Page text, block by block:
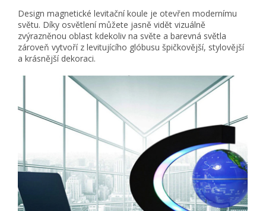
Design magnetické levitační koule je otevřen modernímu
světu. Díky osvětlení můžete jasně vidět vizuálně
zvýrazněnou oblast kdekoliv na světe a barevná světla
zároveň vytvoří z levitujícího glóbusu špičkovější, stylovější
a krásnější dekoraci.